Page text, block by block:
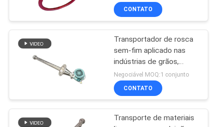
CONTATO
Transportador de rosca
sem-fim aplicado nas
indústrias de grãos,
materiais de construção
química e metalurgia para
transporte de materiais
Negociável MOQ:1 conjunto
CONTATO
Transporte de materiais